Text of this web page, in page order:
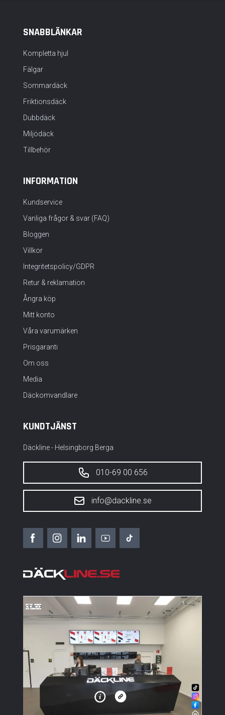
SNABBLÄNKAR
Kompletta hjul
Fälgar
Sommardäck
Friktionsdäck
Dubbdäck
Miljödäck
Tillbehör
INFORMATION
Kundservice
Vanliga frågor & svar (FAQ)
Bloggen
Villkor
Integritetspolicy/GDPR
Retur & reklamation
Ångra köp
Mitt konto
Våra varumärken
Prisgaranti
Om oss
Media
Däckomvandlare
KUNDTJÄNST
Däckline - Helsingborg Berga
010-69 00 656
info@dackline.se